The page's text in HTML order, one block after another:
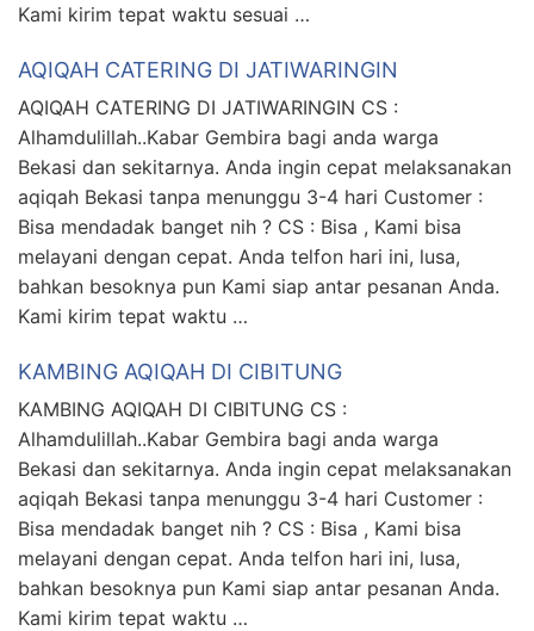
Kami kirim tepat waktu sesuai …
AQIQAH CATERING DI JATIWARINGIN
AQIQAH CATERING DI JATIWARINGIN CS :
Alhamdulillah..Kabar Gembira bagi anda warga
Bekasi dan sekitarnya. Anda ingin cepat melaksanakan
aqiqah Bekasi tanpa menunggu 3-4 hari Customer :
Bisa mendadak banget nih ? CS : Bisa , Kami bisa
melayani dengan cepat. Anda telfon hari ini, lusa,
bahkan besoknya pun Kami siap antar pesanan Anda.
Kami kirim tepat waktu …
KAMBING AQIQAH DI CIBITUNG
KAMBING AQIQAH DI CIBITUNG CS :
Alhamdulillah..Kabar Gembira bagi anda warga
Bekasi dan sekitarnya. Anda ingin cepat melaksanakan
aqiqah Bekasi tanpa menunggu 3-4 hari Customer :
Bisa mendadak banget nih ? CS : Bisa , Kami bisa
melayani dengan cepat. Anda telfon hari ini, lusa,
bahkan besoknya pun Kami siap antar pesanan Anda.
Kami kirim tepat waktu …